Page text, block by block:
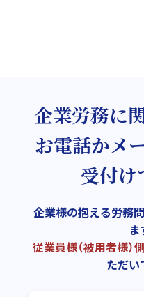
企業労務に
お電話かメ
受付け
企業様の抱える労務
ま
従業員様（被用者様）
ただい